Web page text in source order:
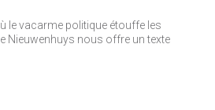
le vacarme politique étouffe les
Nieuwenhuys nous offre un texte